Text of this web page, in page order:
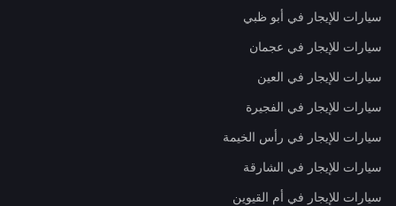
سيارات للإيجار في أبو ظبي
سيارات للإيجار في عجمان
سيارات للإيجار في العين
سيارات للإيجار في الفجيرة
سيارات للإيجار في رأس الخيمة
سيارات للإيجار في الشارقة
سيارات للإيجار في أم القيوين